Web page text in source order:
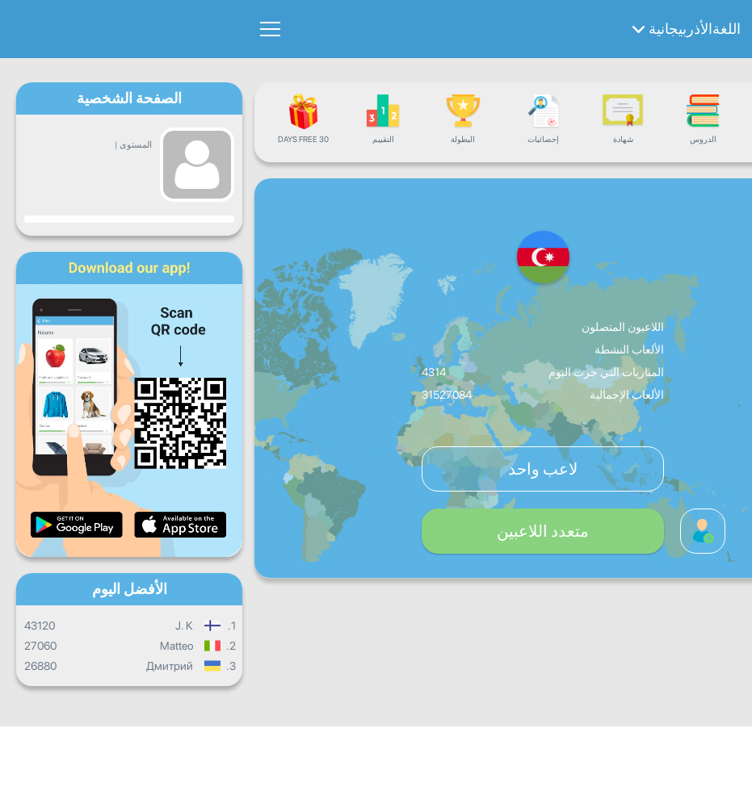
اللغةالأذربيجانية
الدروس شهادة إحصائيات البطولة التقييم 30 DAYS FREE
اللاعبون المتصلون
الألعاب النشطة
المباريات التي جرت اليوم
4314
الألعاب الإجمالية
31527084
لاعب واحد
متعدد اللاعبين
الصفحة الشخصية
المستوى |
التقدم
ث
ج س
تقدم يومي
تقدم شهري
التقدم الإجمالي
الأفضل اليوم
1.
J. K
43120
2.
Matteo
27060
3.
Дмитрий
26880